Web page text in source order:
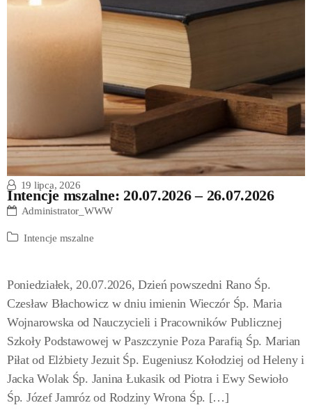
Intencje mszalne: 20.07.2026 – 26.07.2026
19 lipca, 2026
Administrator_WWW
Intencje mszalne
Poniedziałek, 20.07.2026, Dzień powszedni Rano Śp.
Czesław Błachowicz w dniu imienin Wieczór Śp. Maria
Wojnarowska od Nauczycieli i Pracowników Publicznej
Szkoły Podstawowej w Paszczynie Poza Parafią Śp. Marian
Piłat od Elżbiety Jezuit Śp. Eugeniusz Kołodziej od Heleny i
Jacka Wolak Śp. Janina Łukasik od Piotra i Ewy Sewioło
Śp. Józef Jamróz od Rodziny Wrona Śp. […]